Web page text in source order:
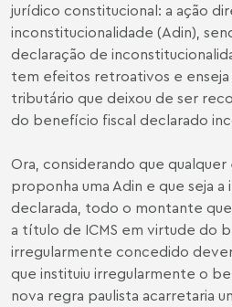
jurídico constitucional: a ação
inconstitucionalidade (Adin),
declaração de
tem efeitos retroativos e
tributário que deixou de ser
do benefício fiscal declarado
Ora, considerando que
proponha uma Adin e que seja
declarada, todo o montante
a título de ICMS em virtude do
irregularmente concedido
que instituiu irregularmente o
nova regra paulista acarretaria